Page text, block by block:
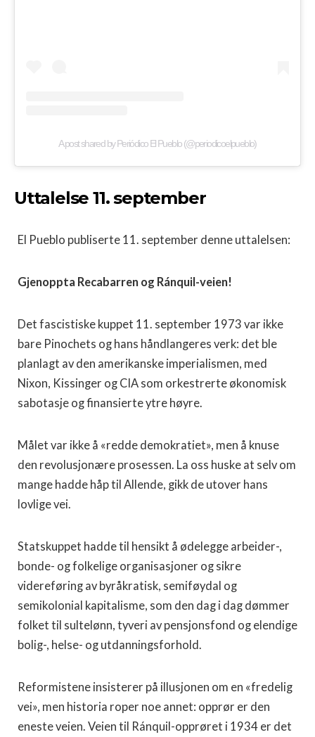
A post shared by Periódico El Pueblo (@periodicoelpueblo)
Uttalelse 11. september
El Pueblo publiserte 11. september denne uttalelsen:
Gjenoppta Recabarren og Ránquil-veien!
Det fascistiske kuppet 11. september 1973 var ikke
bare Pinochets og hans håndlangeres verk: det ble
planlagt av den amerikanske imperialismen, med
Nixon, Kissinger og CIA som orkestrerte økonomisk
sabotasje og finansierte ytre høyre.
Målet var ikke å «redde demokratiet», men å knuse
den revolusjonære prosessen. La oss huske at selv om
mange hadde håp til Allende, gikk de utover hans
lovlige vei.
Statskuppet hadde til hensikt å ødelegge arbeider-,
bonde- og folkelige organisasjoner og sikre
videreføring av byråkratisk, semiføydal og
semikolonial kapitalisme, som den dag i dag dømmer
folket til sultelønn, tyveri av pensjonsfond og elendige
bolig-, helse- og utdanningsforhold.
Reformistene insisterer på illusjonen om en «fredelig
vei», men historia roper noe annet: opprør er den
eneste veien. Veien til Ránquil-opprøret i 1934 er det